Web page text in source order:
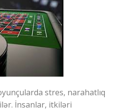
stres, narahatlıq
İnsanlar, itkiləri